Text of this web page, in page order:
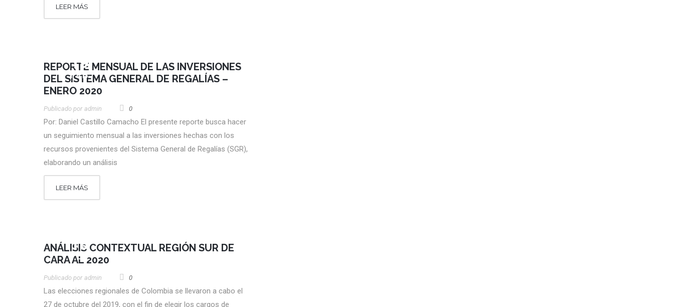
LEER MÁS
19
FEB
REPORTE MENSUAL DE LAS INVERSIONES
DEL SISTEMA GENERAL DE REGALÍAS –
ENERO 2020
Publicado por Admin 0
Por: Daniel Castillo Camacho El presente reporte busca hacer
un seguimiento mensual a las inversiones hechas con los
recursos provenientes del Sistema General de Regalías (SGR),
elaborando un análisis
LEER MÁS
18
FEB
ANÁLISIS CONTEXTUAL REGIÓN SUR DE
CARA AL 2020
Publicado por Admin 0
Las elecciones regionales de Colombia se llevaron a cabo el
27 de octubre del 2019, con el fin de elegir los cargos de